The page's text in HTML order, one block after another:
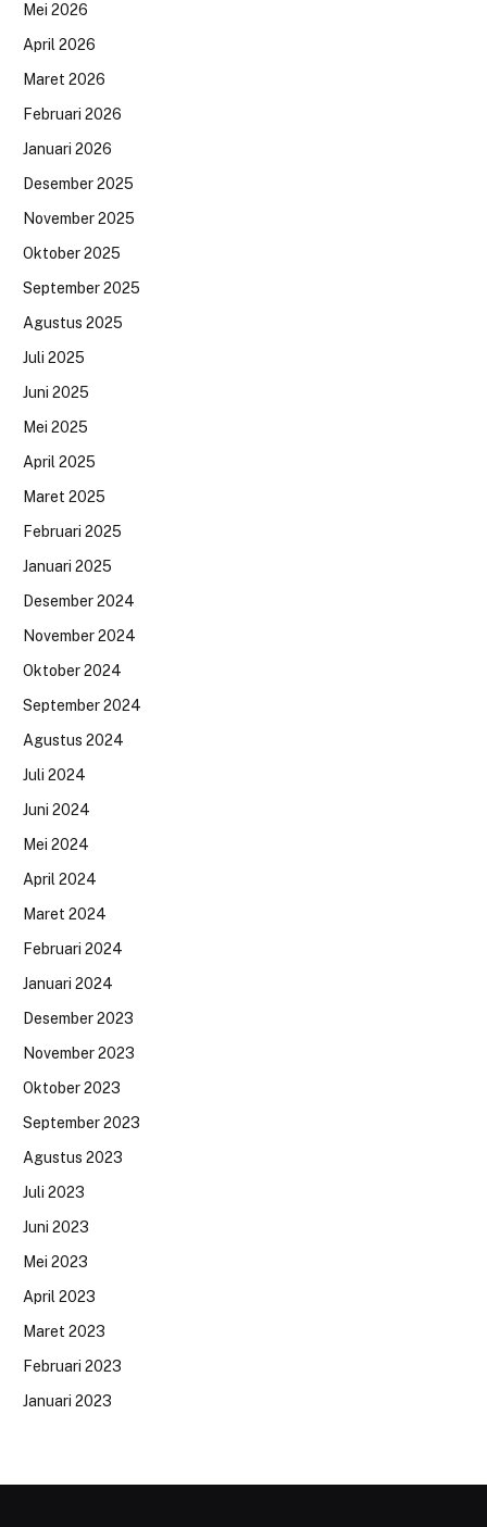
Mei 2026
April 2026
Maret 2026
Februari 2026
Januari 2026
Desember 2025
November 2025
Oktober 2025
September 2025
Agustus 2025
Juli 2025
Juni 2025
Mei 2025
April 2025
Maret 2025
Februari 2025
Januari 2025
Desember 2024
November 2024
Oktober 2024
September 2024
Agustus 2024
Juli 2024
Juni 2024
Mei 2024
April 2024
Maret 2024
Februari 2024
Januari 2024
Desember 2023
November 2023
Oktober 2023
September 2023
Agustus 2023
Juli 2023
Juni 2023
Mei 2023
April 2023
Maret 2023
Februari 2023
Januari 2023